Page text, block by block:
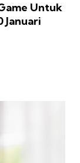
Untuk
Januari